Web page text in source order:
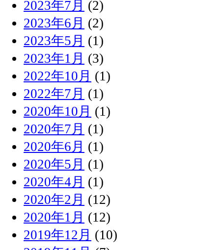
2023年7月 (2)
2023年6月 (2)
2023年5月 (1)
2023年1月 (3)
2022年10月 (1)
2022年7月 (1)
2020年10月 (1)
2020年7月 (1)
2020年6月 (1)
2020年5月 (1)
2020年4月 (1)
2020年2月 (12)
2020年1月 (12)
2019年12月 (10)